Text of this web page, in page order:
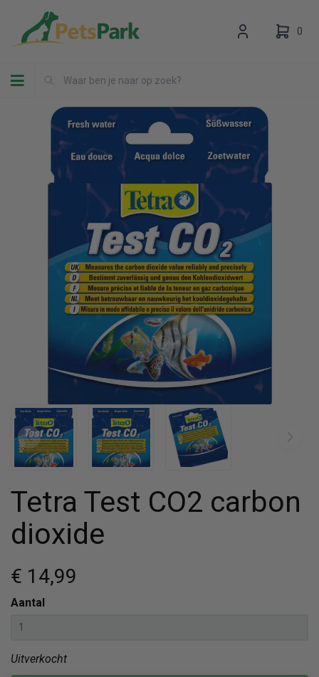
Toggle navigation
0
Uw winkelwagen is leeg.
Vul hem met producten.
Tetra Test CO2 carbon
dioxide
€ 14,99
Aantal
Uitverkocht